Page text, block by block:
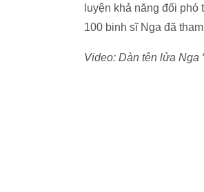
luyện khả năng đối
100 binh sĩ Nga đã
Video: Dàn tên lửa Nga